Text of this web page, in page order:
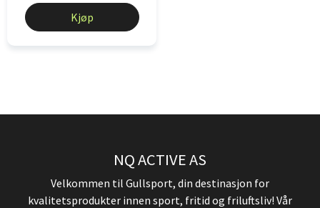
Kjøp
NQ ACTIVE AS
Velkommen til Gullsport, din destinasjon for
kvalitetsprodukter innen sport, fritid og friluftsliv! Vår